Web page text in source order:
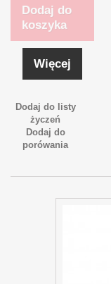
Dodaj do
koszyka
Więcej
Dodaj do listy
życzeń
Dodaj do
porówania